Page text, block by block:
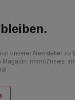
unserer Newsletter zu
Magazin, immo7news,